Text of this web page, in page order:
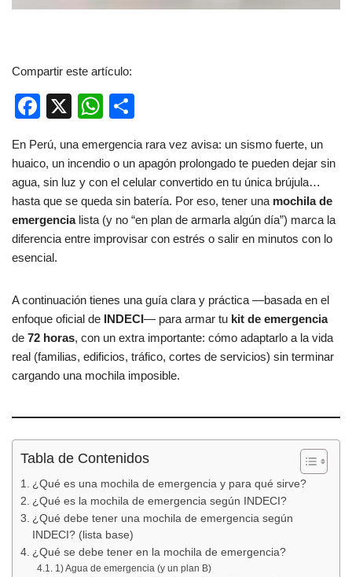
Compartir este artículo:
F
c
e
b
o
o
X
W
at
s
A
p
m
p
ar
tir
En Perú, una emergencia rara vez avisa: un sismo fuerte, un
huaico, un incendio o un apagón prolongado te pueden dejar sin
agua, sin luz y con el celular convertido en tu única brújula…
hasta que se queda sin batería. Por eso, tener una mochila de
emergencialista (y no “en plan de armarla algún día”) marca la
diferencia entre improvisar con estrés o salir en minutos con lo
esencial.
A continuación tienes una guía clara y práctica —basada en el
enfoque oficial de INDECI— para armar tu kit de emergencia
de 72 horas, con un extra importante: cómo adaptarlo a la vida
real (familias, edificios, tráfico, cortes de servicios) sin terminar
cargando una mochila imposible.
Tabla de Contenidos
¿Qué es una mochila de emergencia y para qué sirve?
¿Qué es la mochila de emergencia según INDECI?
¿Qué debe tener una mochila de emergencia según
INDECI? (lista base)
¿Qué se debe tener en la mochila de emergencia?
1) Agua de emergencia (y un plan B)